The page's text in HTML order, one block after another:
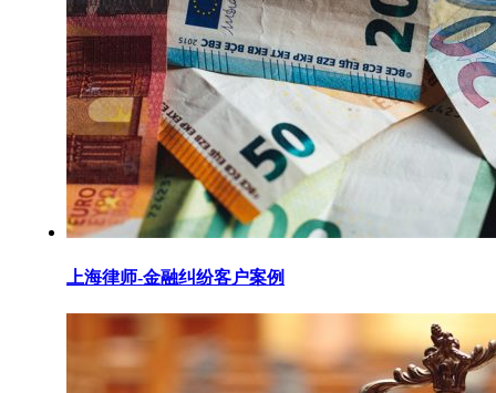
上海律师-金融纠纷客户案例